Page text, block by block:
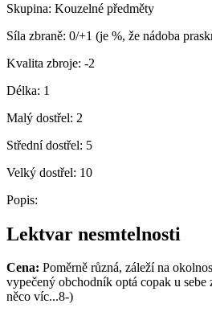
Skupina: Kouzelné předměty
Síla zbraně: 0/+1 (je %, že nádoba
Kvalita zbroje: -2
Délka: 1
Malý dostřel: 2
Střední dostřel: 5
Velký dostřel: 10
Popis:
Lektvar nesmtelnosti
Cena: Poměrně různá, záleží na
vypečený obchodník optá copak u sebe
něco víc...8-)